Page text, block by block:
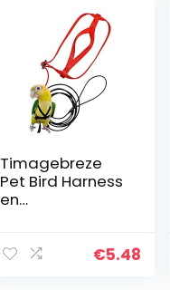
Timagebreze
Pet Bird Harness
en
Bird Harness Lijn
€5.48